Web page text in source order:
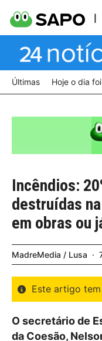
Últimas Hoje o dia
Incêndios:
destruídas
em obras ou
MadreMedia / Lusa
Este artigo tem
O secretário de
da Coesão,